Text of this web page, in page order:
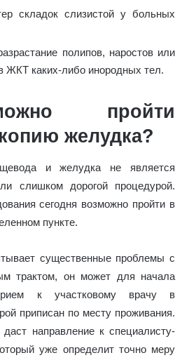
складок слизистой у больных
полипов, наростов или
ЖКТ каких-либо инородных тел.
пройти
желудка?
и желудка не является
слишком дорогой процедурой.
сегодня возможно пройти в
пункте.
существенные проблемы с
трактом, он может для начала
к участковому врачу в
приписан по месту проживания.
направление к специалисту-
уже определит точно меру